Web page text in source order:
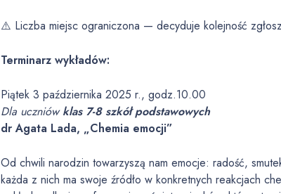
⚠️ Liczba miejsc ograniczona — decyduje kolejność
Terminarz wykładów:
Piątek 3 października 2025 r., godz.10.00
Dla uczniówklas 7-8 szkół podstawowych
dr Agata Lada, „Chemia emocji”
Od chwili narodzin towarzyszą nam emocje: radość,
każda z nich ma swoje źródło w konkretnych reakcjach